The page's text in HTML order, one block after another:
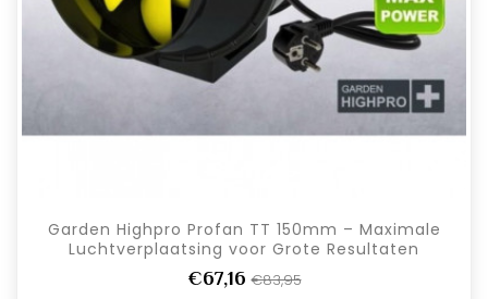
Garden Highpro Profan TT 150mm – Maximale
Luchtverplaatsing voor Grote Resultaten
€67,16 €83,95